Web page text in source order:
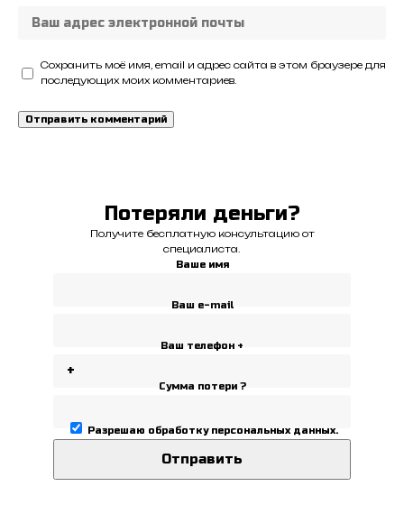
Сохранить моё имя, email и адрес сайта в этом браузере для
последующих моих комментариев.
Потеряли деньги?
Получите бесплатную консультацию от
специалиста.
Ваше имя
Ваш e-mail
Ваш телефон +
Сумма потери ?
Разрешаю обработку персональных данных.